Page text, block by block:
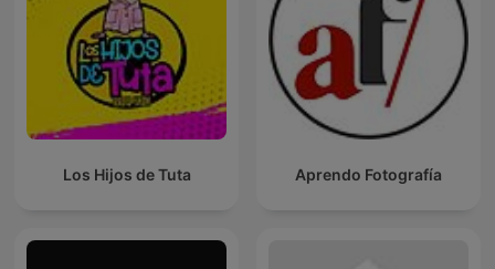
Los Hijos de Tuta Aprendo Fotografía